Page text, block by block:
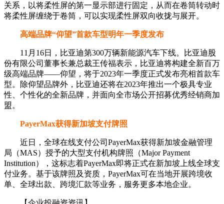
关系，以将柔性屏的第一显示部进行固定，从而在卷筒转动时
将柔性屏缠绕于卷筒，可以实现柔性屏双向收拢与展开。
高端品牌“仰望”首款车型明年一季度发布
11月16日，比亚迪第300万辆新能源汽车下线。比亚迪股
份有限公司董事长兼总裁王传福表示，比亚迪将构建全新百万
级高端品牌——仰望，将于2023年一季度正式发布亮相首款车
型。除仰望品牌外，比亚迪还将在2023年推出一个极具专业
性、个性化的全新品牌，并面向全市场公开招募优秀经销商加
盟。
PayerMax获得新加坡支付牌照
近日，全球在线支付公司PayerMax获得新加坡金融管理
局（MAS）授予的大型支付机构牌照（Major Payment
Institution），这标志着PayerMax即将正式在新加坡上线全球支
付业务。基于该牌照及资质，PayerMax可在当地开展跨境收
单、全球出款、跨境汇款等业务，服务更多本地企业。